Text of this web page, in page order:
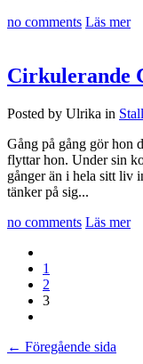
no comments Läs mer
Cirkulerande
Posted by Ulrika in
Gång på gång gör hon
flyttar hon. Under sin
gånger än i hela sitt liv
tänker på sig...
no comments Läs mer
1
2
3
← Föregående sida